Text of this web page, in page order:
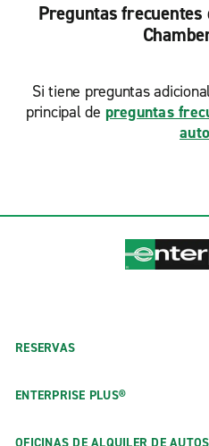
Preguntas
Si tiene preguntas
principal de preguntas
RESERVAS
ENTERPRISE PLUS®
OFICINAS DE ALQUILER DE AUTOS